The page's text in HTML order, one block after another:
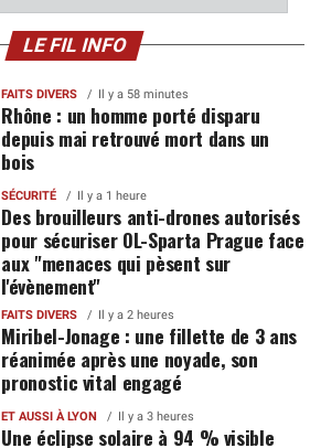
LE FIL INFO
FAITS DIVERS Il y a 58 minutes
Rhône : un homme porté disparu
depuis mai retrouvé mort dans un
bois
SÉCURITÉ Il y a 1 heure
Des brouilleurs anti-drones autorisés
pour sécuriser OL-Sparta Prague face
aux "menaces qui pèsent sur
l'évènement"
FAITS DIVERS Il y a 2 heures
Miribel-Jonage : une fillette de 3 ans
réanimée après une noyade, son
pronostic vital engagé
ET AUSSI À LYON Il y a 3 heures
Une éclipse solaire à 94 % visible